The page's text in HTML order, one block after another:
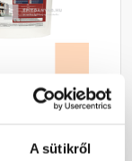
A sütikről